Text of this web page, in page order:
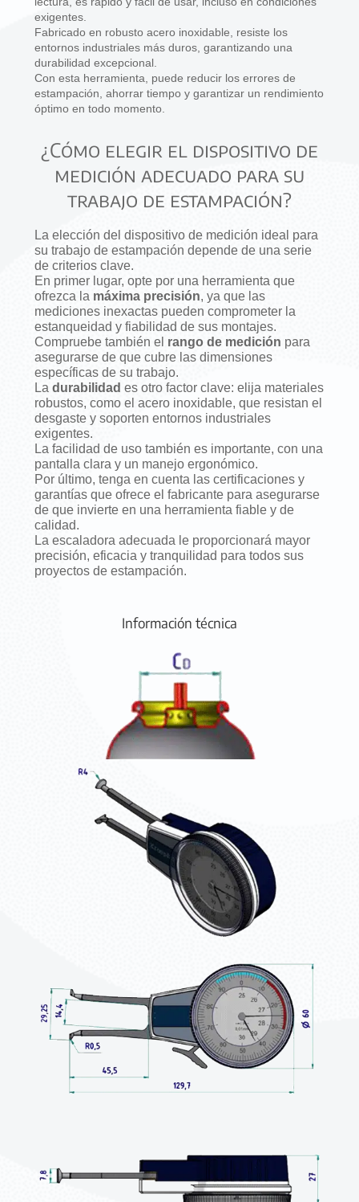
exigentes.
Fabricado en robusto acero inoxidable, resiste los
entornos industriales más duros, garantizando una
durabilidad excepcional.
Con esta herramienta, puede reducir los errores de
estampación, ahorrar tiempo y garantizar un rendimiento
óptimo en todo momento.
¿Cómo elegir el dispositivo de
medición adecuado para su
trabajo de estampación?
La elección del dispositivo de medición ideal para
su trabajo de estampación depende de una serie
de criterios clave.
En primer lugar, opte por una herramienta que
ofrezca la máxima precisión, ya que las
mediciones inexactas pueden comprometer la
estanqueidad y fiabilidad de sus montajes.
Compruebe también el rango de medición para
asegurarse de que cubre las dimensiones
específicas de su trabajo.
La durabilidad es otro factor clave: elija materiales
robustos, como el acero inoxidable, que resistan el
desgaste y soporten entornos industriales
exigentes.
La facilidad de uso también es importante, con una
pantalla clara y un manejo ergonómico.
Por último, tenga en cuenta las certificaciones y
garantías que ofrece el fabricante para asegurarse
de que invierte en una herramienta fiable y de
calidad.
La escaladora adecuada le proporcionará mayor
precisión, eficacia y tranquilidad para todos sus
proyectos de estampación.
Información técnica